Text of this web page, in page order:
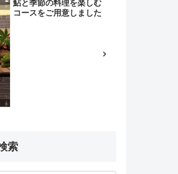
鮎と季節の料理を楽しむ
コースをご用意しました
索